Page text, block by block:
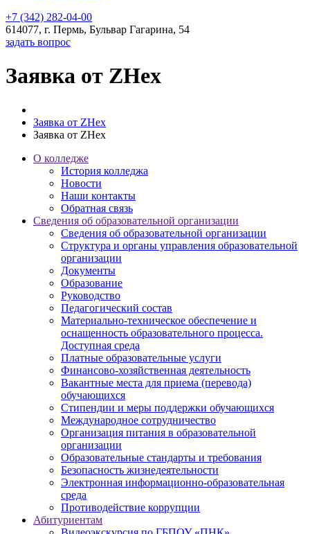
+7 (342) 282-04-00
614077, г. Пермь, Бульвар Гагарина, 54
задать вопрос
Заявка от ZHex
Заявка от ZHex
Заявка от ZHex
О колледже
История колледжа
Новости
Наши контакты
Обратная связь
Сведения об образовательной организации
Сведения об образовательной организации
Структура и органы управления образовательной
организации
Документы
Образование
Руководство
Педагогический состав
Материально-техническое обеспечение и
оснащенность образовательного процесса.
Доступная среда
Платные образовательные услуги
Финансово-хозяйственная деятельность
Вакантные места для приема (перевода)
обучающихся
Стипендии и меры поддержки обучающихся
Международное сотрудничество
Организация питания в образовательной
организации
Образовательные стандарты и требования
Безопасность жизнедеятельности
Электронная информационно-образовательная
среда
Противодействие коррупции
Абитуриентам